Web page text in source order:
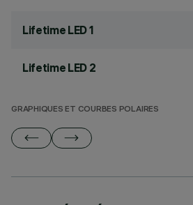
Lifetime LED 1
Lifetime LED 2
GRAPHIQUES ET COURBES POLAIRES